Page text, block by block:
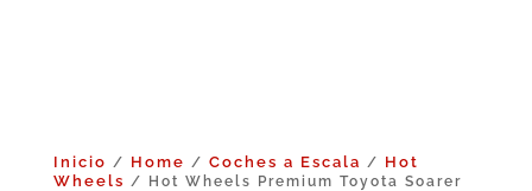
Inicio / Home / Coches a Escala / Hot
Wheels / Hot Wheels Premium Toyota Soarer